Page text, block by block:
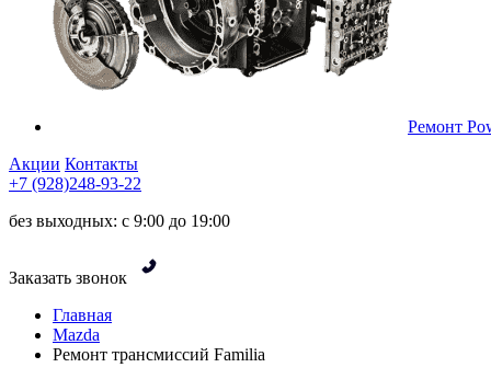
Ремонт
Акции Контакты
+7 (928)248-93-22
без выходных: с 9:00 до 19:00
Заказать звонок
Главная
Mazda
Ремонт трансмиссий Familia